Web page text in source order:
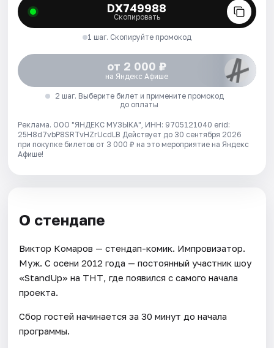
DX749988
Скопировать
1 шаг. Скопируйте промокод
от 2 000 ₽
на Яндекс Афише
2 шаг. Выберите билет и примените промокод
до оплаты
Реклама. ООО "ЯНДЕКС МУЗЫКА", ИНН: 9705121040 erid:
25H8d7vbP8SRTvHZrUcdLB Действует до 30 сентября 2026
при покупке билетов от 3 000 ₽ на это мероприятие на Яндекс
Афише!
О стендапе
Виктор Комаров — стендап-комик. Импровизатор.
Муж. С осени 2012 года — постоянный участник шоу
«StandUp» на ТНТ, где появился с самого начала
проекта.
Сбор гостей начинается за 30 минут до начала
программы.